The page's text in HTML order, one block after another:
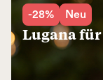
-28% Neu
Lugana